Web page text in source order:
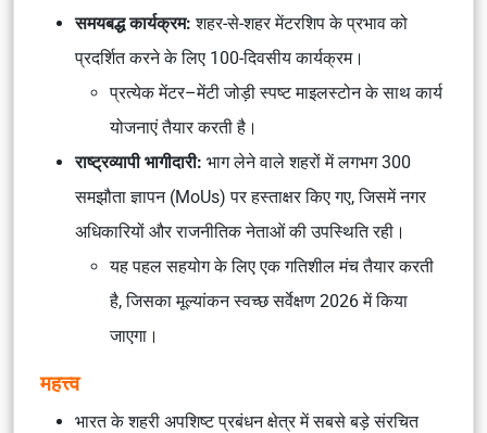
समयबद्ध कार्यक्रम: शहर-से-शहर मेंटरशिप के प्रभाव को
प्रदर्शित करने के लिए 100-दिवसीय कार्यक्रम।
प्रत्येक मेंटर–मेंटी जोड़ी स्पष्ट माइलस्टोन के साथ कार्य
योजनाएं तैयार करती है।
राष्ट्रव्यापी भागीदारी: भाग लेने वाले शहरों में लगभग 300
समझौता ज्ञापन (MoUs) पर हस्ताक्षर किए गए, जिसमें नगर
अधिकारियों और राजनीतिक नेताओं की उपस्थिति रही।
यह पहल सहयोग के लिए एक गतिशील मंच तैयार करती
है, जिसका मूल्यांकन स्वच्छ सर्वेक्षण 2026 में किया
जाएगा।
महत्त्व
भारत के शहरी अपशिष्ट प्रबंधन क्षेत्र में सबसे बड़े संरचित